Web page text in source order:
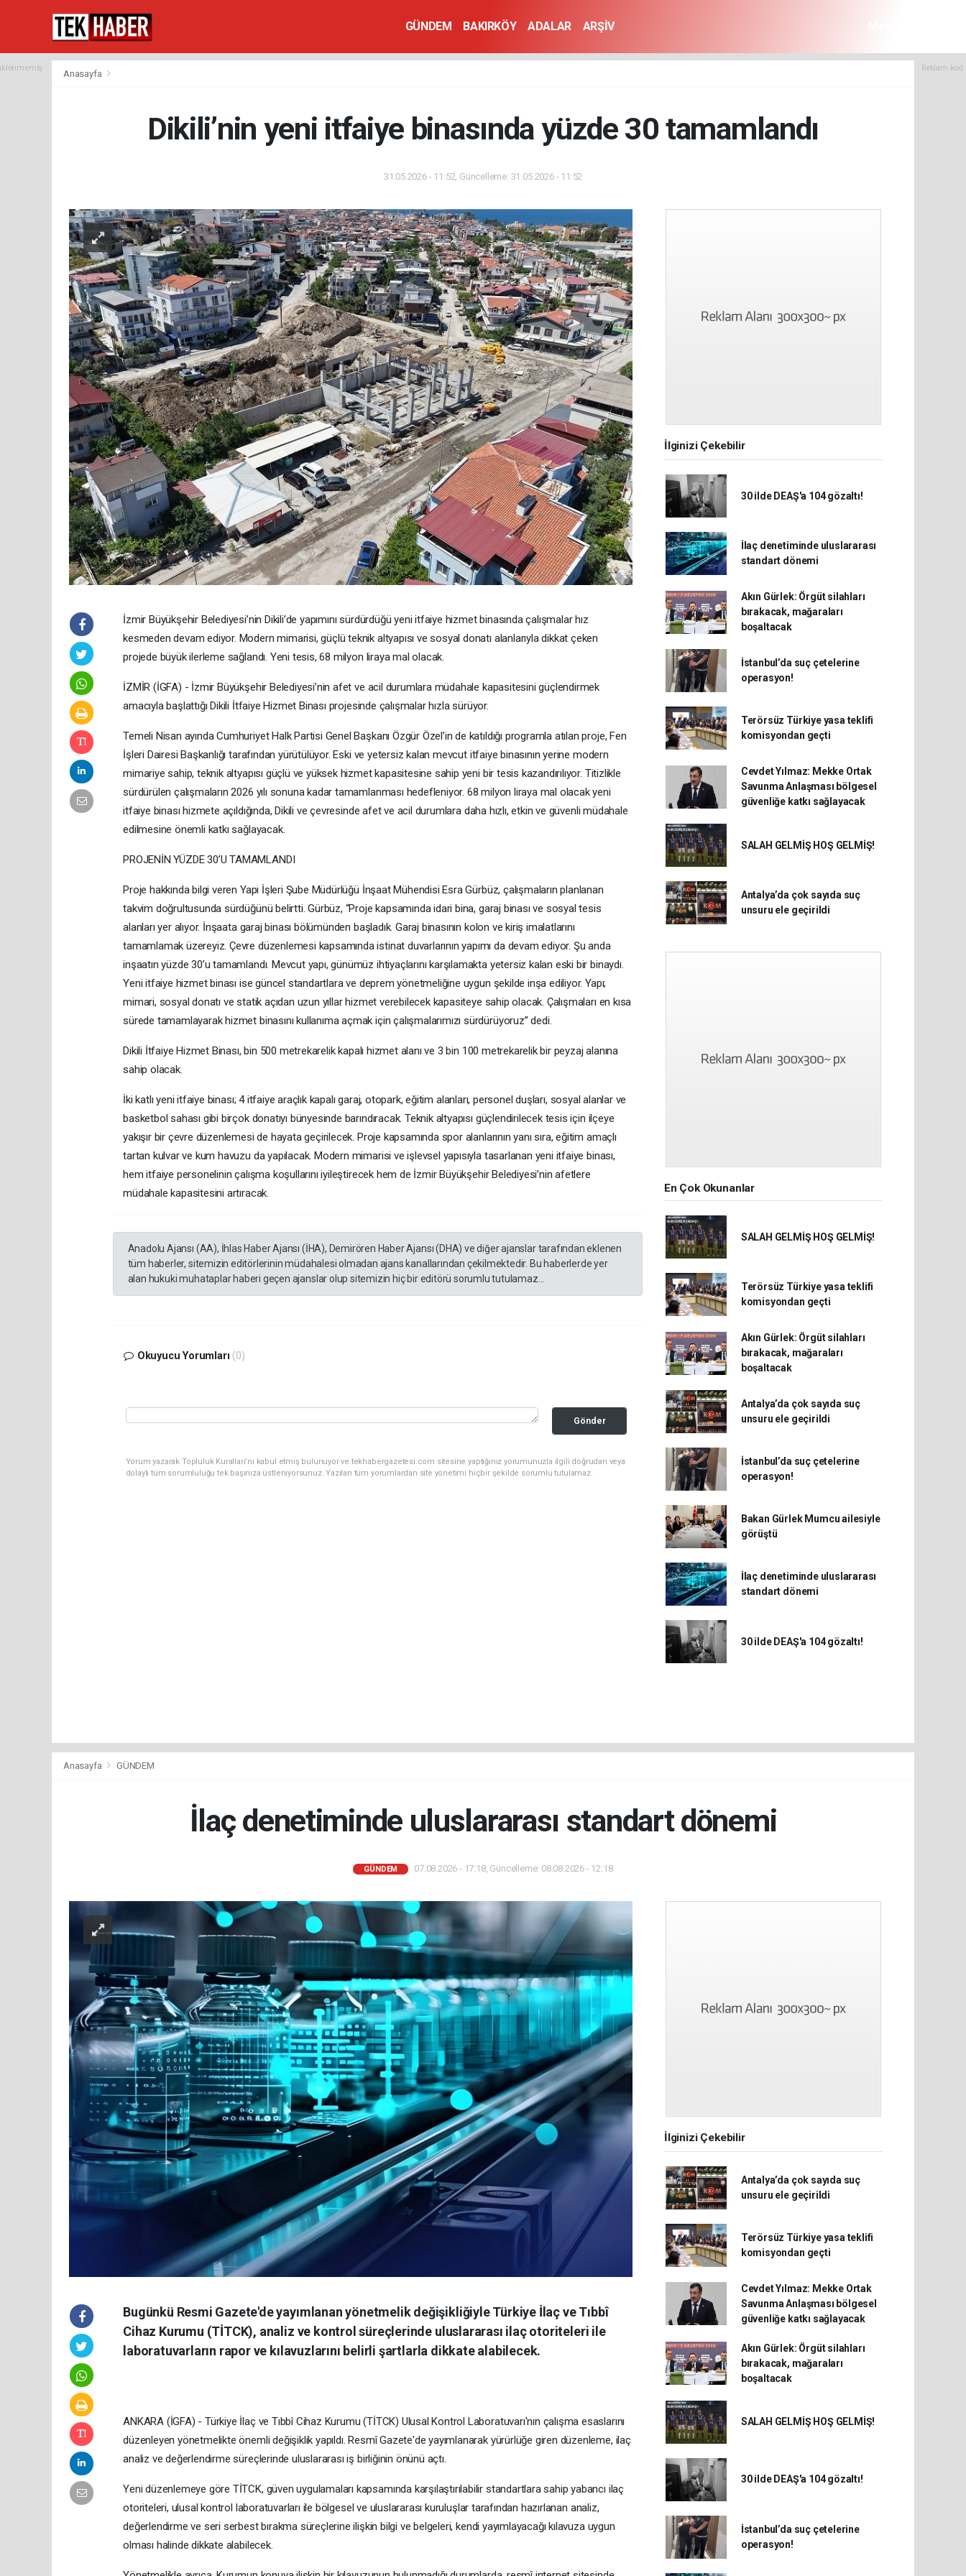
GÜNDEM BAKIRKÖY ADALAR ARŞİV
Reklam
Anasayfa
Dikili’nin yeni itfaiye binasında yüzde 30 tamamlandı
31.05.2026 - 11:52, Güncelleme: 31.05.2026 - 11:52
İzmir Büyükşehir Belediyesi’nin Dikili’de yapımını sürdürdüğü yeni itfaiye hizmet binasında çalışmalar hız
kesmeden devam ediyor. Modern mimarisi, güçlü teknik altyapısı ve sosyal donatı alanlarıyla dikkat çeken
projede büyük ilerleme sağlandı. Yeni tesis, 68 milyon liraya mal olacak.
İZMİR (İGFA) - İzmir Büyükşehir Belediyesi’nin afet ve acil durumlara müdahale kapasitesini güçlendirmek
amacıyla başlattığı Dikili İtfaiye Hizmet Binası projesinde çalışmalar hızla sürüyor.
Temeli Nisan ayında Cumhuriyet Halk Partisi Genel Başkanı Özgür Özel’in de katıldığı programla atılan proje, Fen
İşleri Dairesi Başkanlığı tarafından yürütülüyor. Eski ve yetersiz kalan mevcut itfaiye binasının yerine modern
mimariye sahip, teknik altyapısı güçlü ve yüksek hizmet kapasitesine sahip yeni bir tesis kazandırılıyor. Titizlikle
sürdürülen çalışmaların 2026 yılı sonuna kadar tamamlanması hedefleniyor. 68 milyon liraya mal olacak yeni
itfaiye binası hizmete açıldığında, Dikili ve çevresinde afet ve acil durumlara daha hızlı, etkin ve güvenli müdahale
edilmesine önemli katkı sağlayacak.
PROJENİN YÜZDE 30’U TAMAMLANDI
Proje hakkında bilgi veren Yapı İşleri Şube Müdürlüğü İnşaat Mühendisi Esra Gürbüz, çalışmaların planlanan
takvim doğrultusunda sürdüğünü belirtti. Gürbüz, “Proje kapsamında idari bina, garaj binası ve sosyal tesis
alanları yer alıyor. İnşaata garaj binası bölümünden başladık. Garaj binasının kolon ve kiriş imalatlarını
tamamlamak üzereyiz. Çevre düzenlemesi kapsamında istinat duvarlarının yapımı da devam ediyor. Şu anda
inşaatın yüzde 30’u tamamlandı. Mevcut yapı, günümüz ihtiyaçlarını karşılamakta yetersiz kalan eski bir binaydı.
Yeni itfaiye hizmet binası ise güncel standartlara ve deprem yönetmeliğine uygun şekilde inşa ediliyor. Yapı;
mimari, sosyal donatı ve statik açıdan uzun yıllar hizmet verebilecek kapasiteye sahip olacak. Çalışmaları en kısa
sürede tamamlayarak hizmet binasını kullanıma açmak için çalışmalarımızı sürdürüyoruz” dedi.
Dikili İtfaiye Hizmet Binası, bin 500 metrekarelik kapalı hizmet alanı ve 3 bin 100 metrekarelik bir peyzaj alanına
sahip olacak.
İki katlı yeni itfaiye binası; 4 itfaiye araçlık kapalı garaj, otopark, eğitim alanları, personel duşları, sosyal alanlar ve
basketbol sahası gibi birçok donatıyı bünyesinde barındıracak. Teknik altyapısı güçlendirilecek tesis için ilçeye
yakışır bir çevre düzenlemesi de hayata geçirilecek. Proje kapsamında spor alanlarının yanı sıra, eğitim amaçlı
tartan kulvar ve kum havuzu da yapılacak. Modern mimarisi ve işlevsel yapısıyla tasarlanan yeni itfaiye binası,
hem itfaiye personelinin çalışma koşullarını iyileştirecek hem de İzmir Büyükşehir Belediyesi’nin afetlere
müdahale kapasitesini artıracak.
Anadolu Ajansı (AA), İhlas Haber Ajansı (İHA), Demirören Haber Ajansı (DHA) ve diğer ajanslar tarafından eklenen
tüm haberler, sitemizin editörlerinin müdahalesi olmadan ajans kanallarından çekilmektedir. Bu haberlerde yer
alan hukuki muhataplar haberi geçen ajanslar olup sitemizin hiç bir editörü sorumlu tutulamaz...
Okuyucu Yorumları (0)
Gönder
Yorum yazarak Topluluk Kuralları’nı kabul etmiş bulunuyor ve tekhabergazetesi.com sitesine yaptığınız yorumunuzla ilgili doğrudan veya
dolaylı tüm sorumluluğu tek başınıza üstleniyorsunuz. Yazılan tüm yorumlardan site yönetimi hiçbir şekilde sorumlu tutulamaz.
İlginizi Çekebilir
30 ilde DEAŞ'a 104 gözaltı!
İlaç denetiminde uluslararası
standart dönemi
Akın Gürlek: Örgüt silahları
bırakacak, mağaraları
boşaltacak
İstanbul’da suç çetelerine
operasyon!
Terörsüz Türkiye yasa teklifi
komisyondan geçti
Cevdet Yılmaz: Mekke Ortak
Savunma Anlaşması bölgesel
güvenliğe katkı sağlayacak
SALAH GELMİŞ HOŞ GELMİŞ!
Antalya’da çok sayıda suç
unsuru ele geçirildi
En Çok Okunanlar
SALAH GELMİŞ HOŞ GELMİŞ!
Terörsüz Türkiye yasa teklifi
komisyondan geçti
Akın Gürlek: Örgüt silahları
bırakacak, mağaraları
boşaltacak
Antalya’da çok sayıda suç
unsuru ele geçirildi
İstanbul’da suç çetelerine
operasyon!
Bakan Gürlek Mumcu ailesiyle
görüştü
İlaç denetiminde uluslararası
standart dönemi
30 ilde DEAŞ'a 104 gözaltı!
Anasayfa GÜNDEM
İlaç denetiminde uluslararası standart dönemi
GÜNDEM 07.08.2026 - 17:18, Güncelleme: 08.08.2026 - 12:18
Bugünkü Resmi Gazete'de yayımlanan yönetmelik değişikliğiyle Türkiye İlaç ve Tıbbî
Cihaz Kurumu (TİTCK), analiz ve kontrol süreçlerinde uluslararası ilaç otoriteleri ile
laboratuvarların rapor ve kılavuzlarını belirli şartlarla dikkate alabilecek.
ANKARA (İGFA) - Türkiye İlaç ve Tıbbî Cihaz Kurumu (TİTCK) Ulusal Kontrol Laboratuvarı'nın çalışma esaslarını
düzenleyen yönetmelikte önemli değişiklik yapıldı. Resmî Gazete'de yayımlanarak yürürlüğe giren düzenleme, ilaç
analiz ve değerlendirme süreçlerinde uluslararası iş birliğinin önünü açtı.
Yeni düzenlemeye göre TİTCK, güven uygulamaları kapsamında karşılaştırılabilir standartlara sahip yabancı ilaç
otoriteleri, ulusal kontrol laboratuvarları ile bölgesel ve uluslararası kuruluşlar tarafından hazırlanan analiz,
değerlendirme ve seri serbest bırakma süreçlerine ilişkin bilgi ve belgeleri, kendi yayımlayacağı kılavuza uygun
olması halinde dikkate alabilecek.
İlginizi Çekebilir
Antalya’da çok sayıda suç
unsuru ele geçirildi
Terörsüz Türkiye yasa teklifi
komisyondan geçti
Cevdet Yılmaz: Mekke Ortak
Savunma Anlaşması bölgesel
güvenliğe katkı sağlayacak
Akın Gürlek: Örgüt silahları
bırakacak, mağaraları
boşaltacak
SALAH GELMİŞ HOŞ GELMİŞ!
30 ilde DEAŞ'a 104 gözaltı!
İstanbul’da suç çetelerine
operasyon!